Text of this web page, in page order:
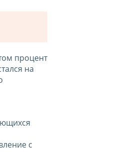
процент
на
с